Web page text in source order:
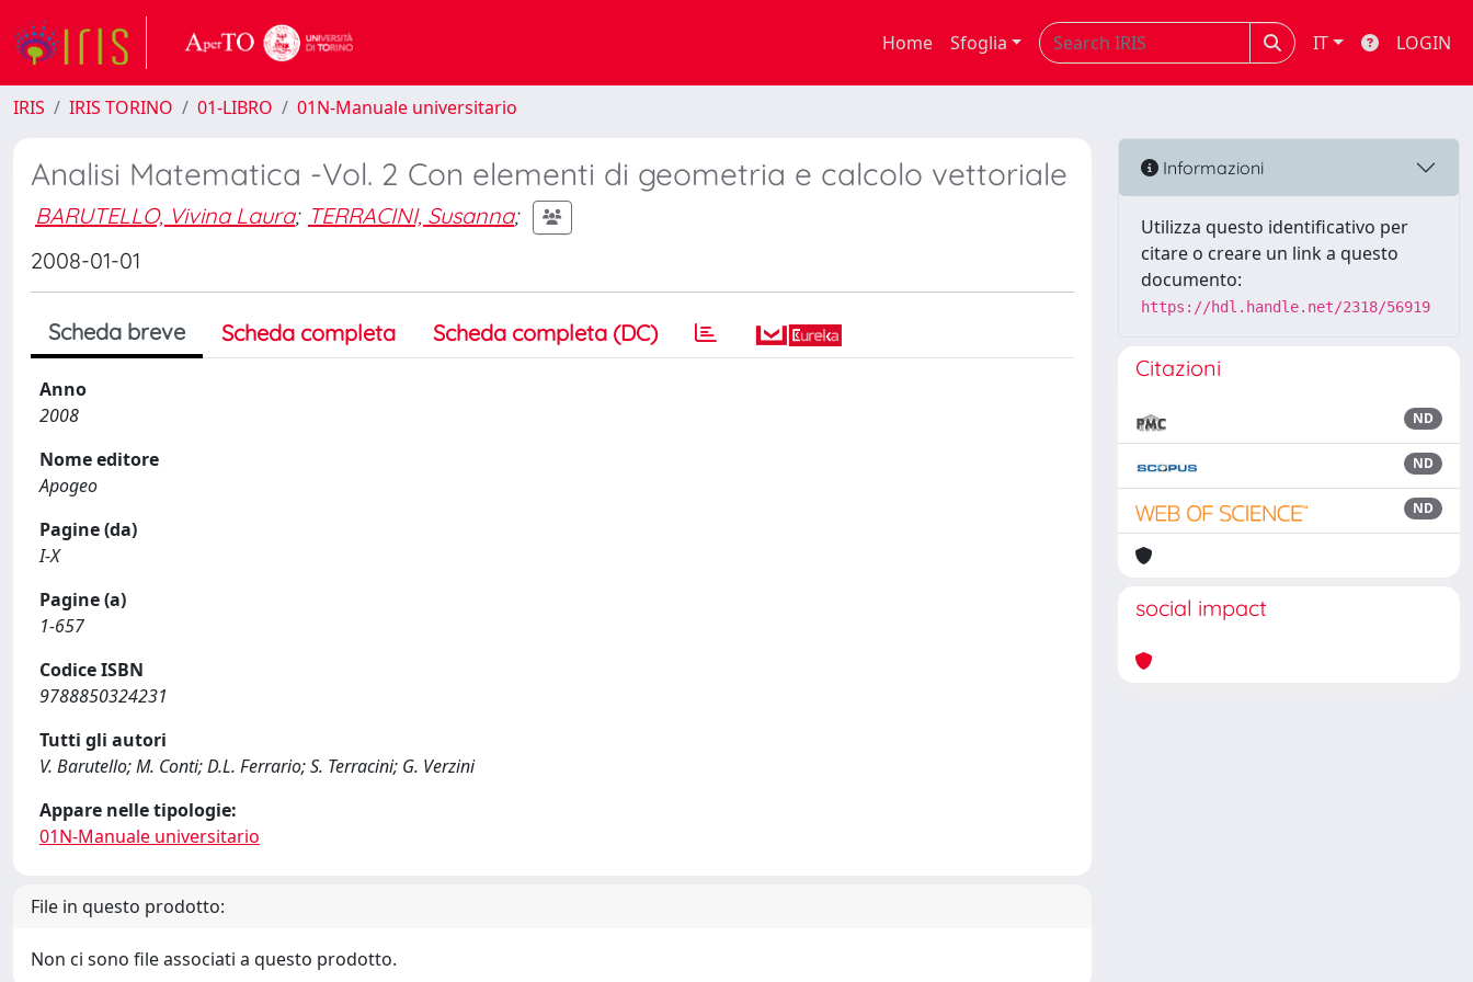
Home Sfoglia IT LOGIN
IRIS IRIS TORINO 01-LIBRO 01N-Manuale universitario
Analisi Matematica -Vol. 2 Con elementi di geometria e calcolo vettoriale
BARUTELLO, Vivina Laura; TERRACINI, Susanna;
2008-01-01
Scheda breve Scheda completa Scheda completa (DC)
Anno
2008
Nome editore
Apogeo
Pagine (da)
I-X
Pagine (a)
1-657
Codice ISBN
9788850324231
Tutti gli autori
V. Barutello; M. Conti; D.L. Ferrario; S. Terracini; G. Verzini
Appare nelle tipologie:
01N-Manuale universitario
File in questo prodotto:
Non ci sono file associati a questo prodotto.
Informazioni
Utilizza questo identificativo per
citare o creare un link a questo
documento:
https://hdl.handle.net/2318/56919
Citazioni
ND
ND
ND
social impact